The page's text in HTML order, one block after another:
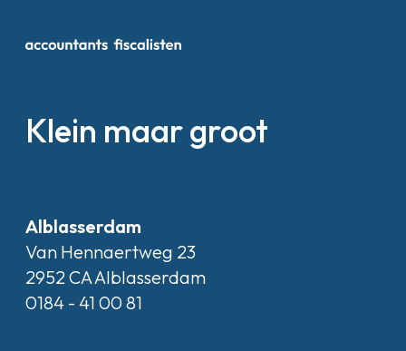
Klein maar groot
Alblasserdam
Van Hennaertweg 23
2952 CA Alblasserdam
0184 - 41 00 81